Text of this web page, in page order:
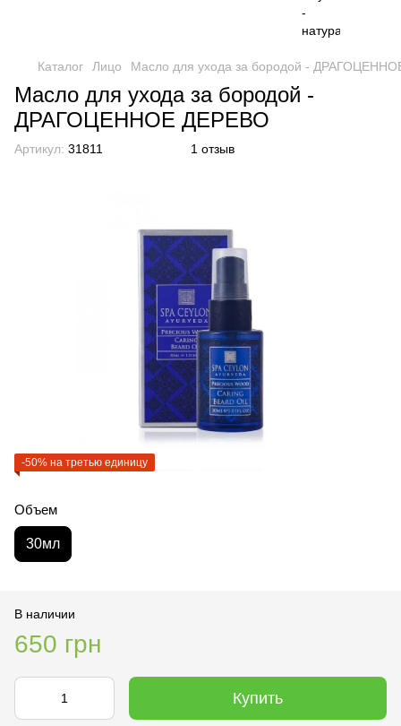
Каталог Лицо Масло для ухода за бородой -
Масло для ухода за бородой -
ДРАГОЦЕННОЕ ДЕРЕВО
Артикул: 31811 1 отзыв
-50% на третью единицу
Объем
30мл
В наличии
650 грн
Купить